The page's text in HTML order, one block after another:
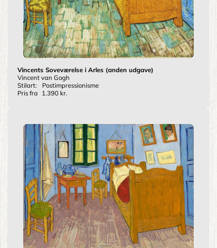
Vincents Soveværelse i Arles (anden udgave)
Vincent van Gogh
Stilart:
Postimpressionisme
Pris fra
1.390 kr.